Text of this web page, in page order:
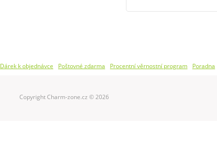
Dárek k objednávce Poštovné zdarma Procentní věrnostní program Poradna
Copyright Charm-zone.cz © 2026